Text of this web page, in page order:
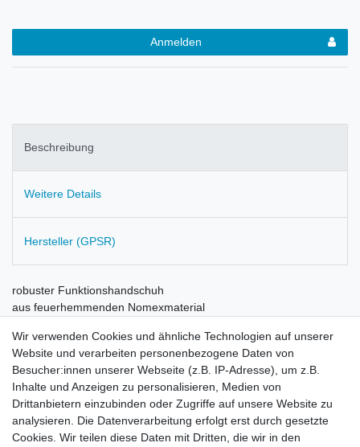
Anmelden
Beschreibung
Weitere Details
Hersteller (GPSR)
robuster Funktionshandschuh
aus feuerhemmenden Nomexmaterial
Handgelenk weite einstellbar
Handflächen innen aus Leder
Außenmaterial NOMEX®
Innenmaterial Rindleder
Knöchelschutz Hartplastik
Wir verwenden Cookies und ähnliche Technologien auf unserer
Website und verarbeiten personenbezogene Daten von
Besucher:innen unserer Webseite (z.B. IP-Adresse), um z.B.
Inhalte und Anzeigen zu personalisieren, Medien von
Drittanbietern einzubinden oder Zugriffe auf unsere Website zu
analysieren. Die Datenverarbeitung erfolgt erst durch gesetzte
Cookies. Wir teilen diese Daten mit Dritten, die wir in den